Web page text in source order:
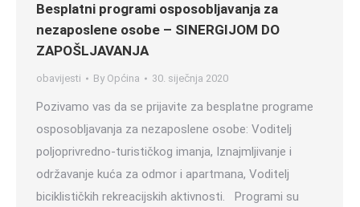
Besplatni programi osposobljavanja za
nezaposlene osobe – SINERGIJOM DO
ZAPOŠLJAVANJA
obavijesti By Općina 30. siječnja 2020
Pozivamo vas da se prijavite za besplatne programe
osposobljavanja za nezaposlene osobe: Voditelj
poljoprivredno-turističkog imanja, Iznajmljivanje i
održavanje kuća za odmor i apartmana, Voditelj
biciklističkih rekreacijskih aktivnosti. Programi su